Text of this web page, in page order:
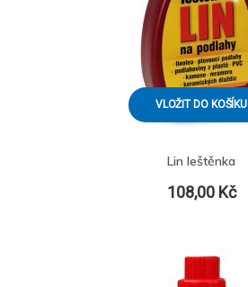
VLOŽIT DO KOŠÍKU
Lin leštěnka
108,00 Kč